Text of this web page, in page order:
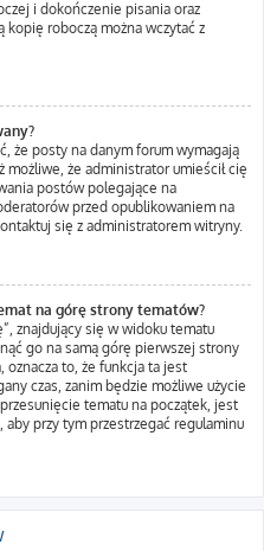
i dokończenie pisania oraz
kopię roboczą można wczytać z
że posty na danym forum wymagają
możliwe, że administrator umieścił cię
postów polegające na
przed opublikowaniem na
się z administratorem witryny.
na górę strony tematów?
znajdujący się w widoku tematu
go na samą górę pierwszej strony
to, że funkcja ta jest
czas, zanim będzie możliwe użycie
tematu na początek, jest
przy tym przestrzegać regulaminu